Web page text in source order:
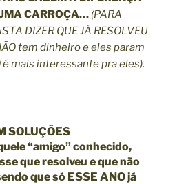
CARROÇA… (PARA
DIZER QUE JÁ RESOLVEU
tem dinheiro e eles param
é mais interessante pra eles).
SOLUÇÕES
“amigo” conhecido,
que resolveu e que não
que só ESSE ANO já